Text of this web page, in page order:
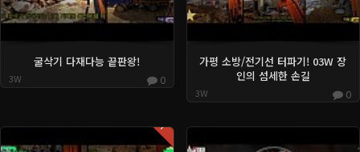
굴삭기 다재다능 끝판왕!
3W 0
가평 소방/전기선 터파기! 03W 장
인의 섬세한 손길
3W 0
Hot